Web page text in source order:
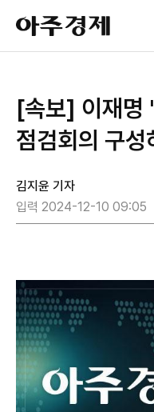
아
주
경
[속보] 이재명
점검회의 구성
김지윤 기자
입력 2024-12-10 09:05